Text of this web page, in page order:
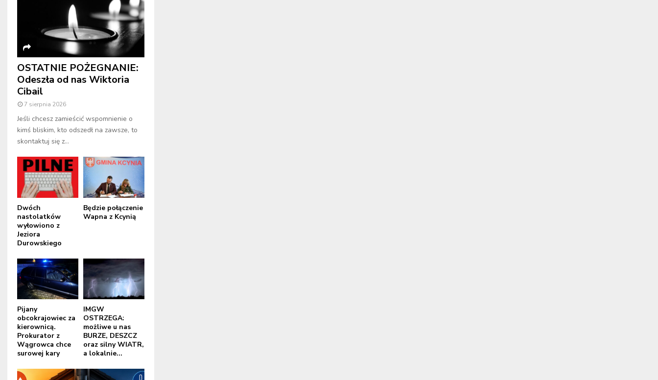
OSTATNIE POŻEGNANIE:
Odeszła od nas Wiktoria
Cibail
7 sierpnia 2026
Jeśli chcesz zamieścić wspomnienie o
kimś bliskim, kto odszedł na zawsze, to
skontaktuj się z...
Dwóch
nastolatków
wyłowiono z
Jeziora
Durowskiego
Będzie połączenie
Wapna z Kcynią
Pijany
obcokrajowiec za
kierownicą.
Prokurator z
Wągrowca chce
surowej kary
IMGW
OSTRZEGA:
możliwe u nas
BURZE, DESZCZ
oraz silny WIATR,
a lokalnie...